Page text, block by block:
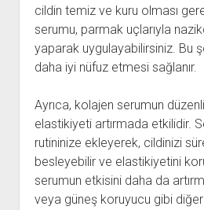
cildin temiz ve kuru olması
serumu, parmak uçlarıyla
yaparak uygulayabilirsiniz. Bu
daha iyi nüfuz etmesi sağlanır.
Ayrıca, kolajen serumun düzenli
elastikiyeti artırmada etkilidir.
rutininize ekleyerek, cildinizi
besleyebilir ve elastikiyetini
serumun etkisini daha da
veya güneş koruyucu gibi